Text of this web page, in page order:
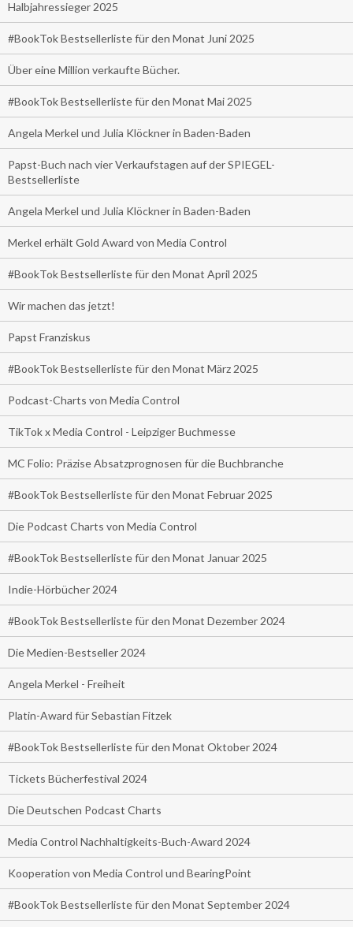
Halbjahressieger 2025
#BookTok Bestsellerliste für den Monat Juni 2025
Über eine Million verkaufte Bücher.
#BookTok Bestsellerliste für den Monat Mai 2025
Angela Merkel und Julia Klöckner in Baden-Baden
Papst-Buch nach vier Verkaufstagen auf der SPIEGEL-
Bestsellerliste
Angela Merkel und Julia Klöckner in Baden-Baden
Merkel erhält Gold Award von Media Control
#BookTok Bestsellerliste für den Monat April 2025
Wir machen das jetzt!
Papst Franziskus
#BookTok Bestsellerliste für den Monat März 2025
Podcast-Charts von Media Control
TikTok x Media Control - Leipziger Buchmesse
MC Folio: Präzise Absatzprognosen für die Buchbranche
#BookTok Bestsellerliste für den Monat Februar 2025
Die Podcast Charts von Media Control
#BookTok Bestsellerliste für den Monat Januar 2025
Indie-Hörbücher 2024
#BookTok Bestsellerliste für den Monat Dezember 2024
Die Medien-Bestseller 2024
Angela Merkel - Freiheit
Platin-Award für Sebastian Fitzek
#BookTok Bestsellerliste für den Monat Oktober 2024
Tickets Bücherfestival 2024
Die Deutschen Podcast Charts
Media Control Nachhaltigkeits-Buch-Award 2024
Kooperation von Media Control und BearingPoint
#BookTok Bestsellerliste für den Monat September 2024